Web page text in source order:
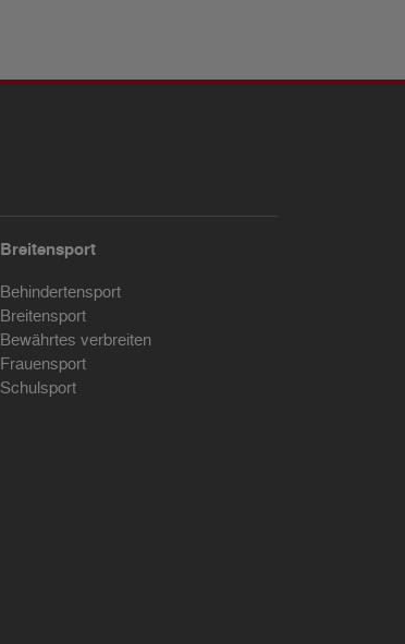
Breitensport
Behindertensport
Breitensport
Bewährtes verbreiten
Frauensport
Schulsport